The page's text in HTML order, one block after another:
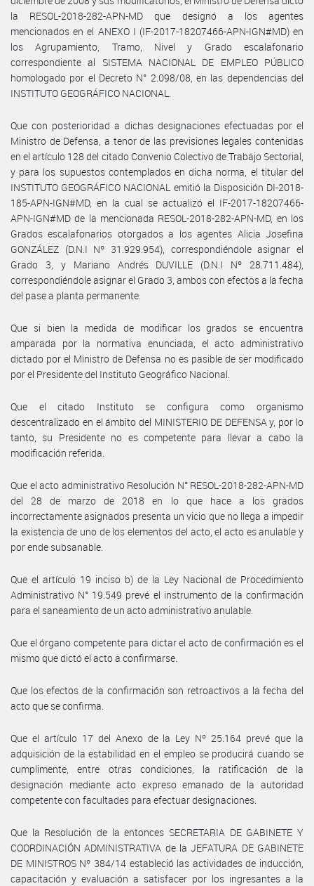
la RESOL-2018-282-APN-MD que designó a los agentes
mencionados en el ANEXO I (IF-2017-18207466-APN-IGN#MD) en
los Agrupamiento, Tramo, Nivel y Grado escalafonario
correspondiente al SISTEMA NACIONAL DE EMPLEO PÚBLICO
homologado por el Decreto N° 2.098/08, en las dependencias del
INSTITUTO GEOGRÁFICO NACIONAL.
Que con posterioridad a dichas designaciones efectuadas por el
Ministro de Defensa, a tenor de las previsiones legales contenidas
en el artículo 128 del citado Convenio Colectivo de Trabajo Sectorial,
y para los supuestos contemplados en dicha norma, el titular del
INSTITUTO GEOGRÁFICO NACIONAL emitió la Disposición DI-2018-
185-APN-IGN#MD, en la cual se actualizó el IF-2017-18207466-
APN-IGN#MD de la mencionada RESOL-2018-282-APN-MD, en los
Grados escalafonarios otorgados a los agentes Alicia Josefina
GONZÁLEZ (D.N.I Nº 31.929.954), correspondiéndole asignar el
Grado 3, y Mariano Andrés DUVILLE (D.N.I Nº 28.711.484),
correspondiéndole asignar el Grado 3, ambos con efectos a la fecha
del pase a planta permanente.
Que si bien la medida de modificar los grados se encuentra
amparada por la normativa enunciada, el acto administrativo
dictado por el Ministro de Defensa no es pasible de ser modificado
por el Presidente del Instituto Geográfico Nacional.
Que el citado Instituto se configura como organismo
descentralizado en el ámbito del MINISTERIO DE DEFENSA y, por lo
tanto, su Presidente no es competente para llevar a cabo la
modificación referida.
Que el acto administrativo Resolución N° RESOL-2018-282-APN-MD
del 28 de marzo de 2018 en lo que hace a los grados
incorrectamente asignados presenta un vicio que no llega a impedir
la existencia de uno de los elementos del acto, el acto es anulable y
por ende subsanable.
Que el artículo 19 inciso b) de la Ley Nacional de Procedimiento
Administrativo N° 19.549 prevé el instrumento de la confirmación
para el saneamiento de un acto administrativo anulable.
Que el órgano competente para dictar el acto de confirmación es el
mismo que dictó el acto a confirmarse.
Que los efectos de la confirmación son retroactivos a la fecha del
acto que se confirma.
Que el artículo 17 del Anexo de la Ley Nº 25.164 prevé que la
adquisición de la estabilidad en el empleo se producirá cuando se
cumplimente, entre otras condiciones, la ratificación de la
designación mediante acto expreso emanado de la autoridad
competente con facultades para efectuar designaciones.
Que la Resolución de la entonces SECRETARIA DE GABINETE Y
COORDINACIÓN ADMINISTRATIVA de la JEFATURA DE GABINETE
DE MINISTROS Nº 384/14 estableció las actividades de inducción,
capacitación y evaluación a satisfacer por los ingresantes a la